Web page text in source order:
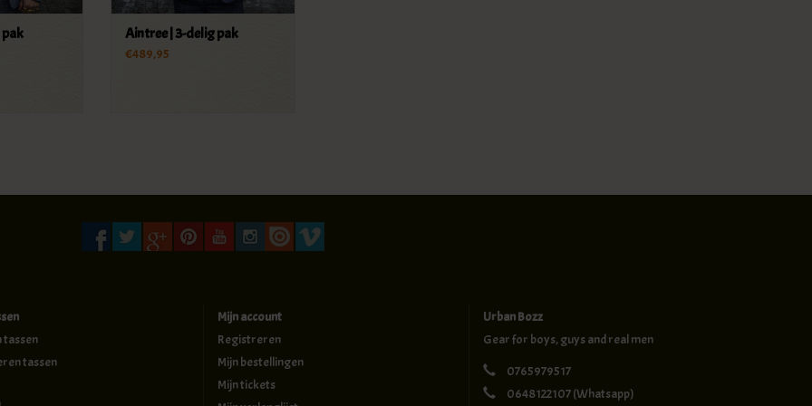
pak Aintree | 3-delig pak
€489,95
tassen
tassen
Mijn account
Registreren
Mijn bestellingen
Mijn tickets
Urban Bozz
Gear for boys, guys and real men
0765979517
0648122107(Whatsapp)